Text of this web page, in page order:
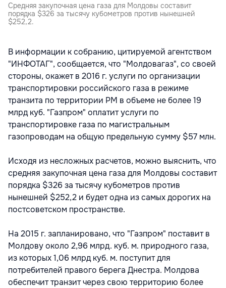
Средняя закупочная цена газа для Молдовы составит
порядка $326 за тысячу кубометров против нынешней
$252,2.
В информации к собранию, цитируемой агентством
"ИНФОТАГ", сообщается, что "Молдовагаз", со своей
стороны, окажет в 2016 г. услуги по организации
транспортировки российского газа в режиме
транзита по территории РМ в объеме не более 19
млрд куб. "Газпром" оплатит услуги по
транспортировке газа по магистральным
газопроводам на общую предельную сумму $57 млн.
Исходя из несложных расчетов, можно выяснить, что
средняя закупочная цена газа для Молдовы составит
порядка $326 за тысячу кубометров против
нынешней $252,2 и будет одна из самых дорогих на
постсоветском пространстве.
На 2015 г. запланировано, что "Газпром" поставит в
Молдову около 2,96 млрд. куб. м. природного газа,
из которых 1,06 млрд куб. м. поступит для
потребителей правого берега Днестра. Молдова
обеспечит транзит через свою территорию более